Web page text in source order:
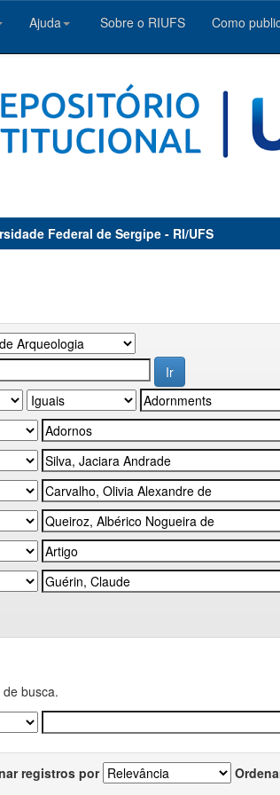
Ajuda Sobre o RIUFS Como
Federal de Sergipe - RI/UFS
busca.
registros por